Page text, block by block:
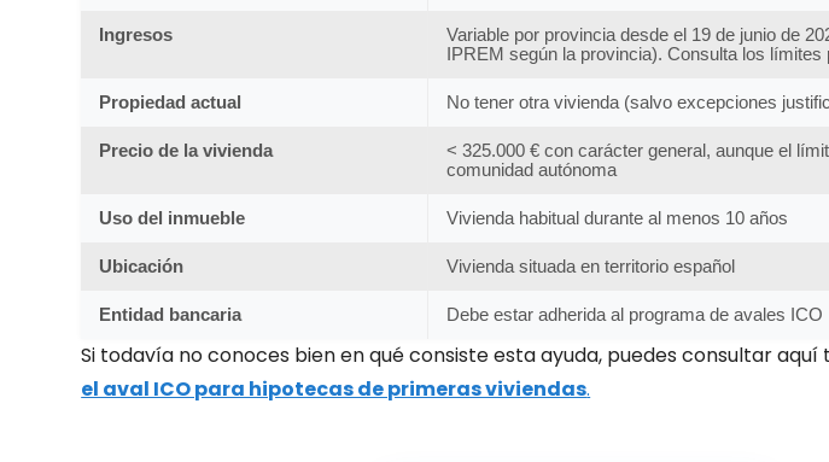
Ingresos
Variable por provincia desde el 19 de junio de
IPREM según la provincia). Consulta los límites
Propiedad actual No tener otra vivienda (salvo excepciones
Precio de la vivienda
< 325.000 € con carácter general, aunque el
comunidad autónoma
Uso del inmueble Vivienda habitual durante al menos 10 años
Ubicación Vivienda situada en territorio español
Entidad bancaria Debe estar adherida al programa de avales ICO
Si todavía no conoces bien en qué consiste esta ayuda, puedes consultar
el aval ICO para hipotecas de primeras viviendas.